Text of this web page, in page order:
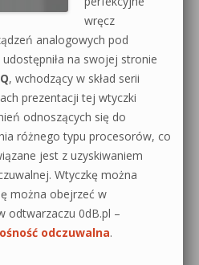
wręcz
analogowych pod
na swojej stronie
, wchodzący w skład serii
prezentacji tej wtyczki
odnoszących się do
różnego typu procesorów, co
jest z uzyskiwaniem
Wtyczkę można
można obejrzeć w
odtwarzaczu 0dB.pl –
odczuwalna.